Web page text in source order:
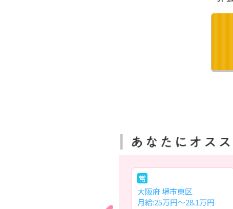
常
大阪府 堺市東区
月給:25万円～28.1万円